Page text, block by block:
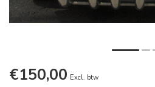
€150,00 Excl. btw